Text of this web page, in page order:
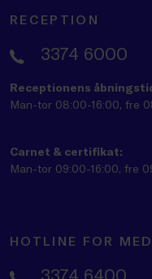
RECEPTION
3374 6000
Receptionens
Man-tor 08:00-16:00, fre
Carnet & certifikat:
Man-tor 09:00-16:00, fre
HOTLINE FOR
3374 6400